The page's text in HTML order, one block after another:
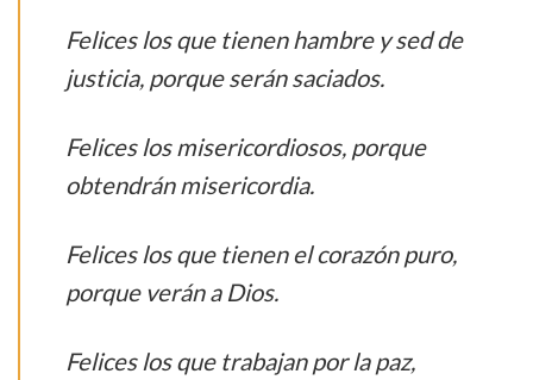
Felices los que tienen hambre y sed de
justicia, porque serán saciados.
Felices los misericordiosos, porque
obtendrán misericordia.
Felices los que tienen el corazón puro,
porque verán a Dios.
Felices los que trabajan por la paz,